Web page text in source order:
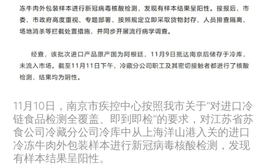
11月10日，南京市疾控中心按照我市关于“对进口冷
链食品检测全覆盖、即到即检”的要求，对江苏省苏
食公司冷藏分公司冷库中从上海洋山港入关的进口
冷冻牛肉外包装样本进行新冠病毒核酸检测，发现
有样本结果呈阳性。